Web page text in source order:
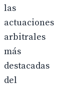
las
actuaciones
arbitrales
más
destacadas
del